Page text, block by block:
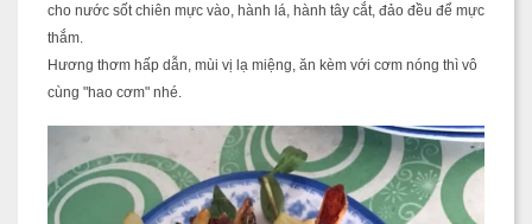
cho nước sốt chiên mực vào, hành lá, hành tây cắt, đảo đều để mực
thắm.
Hương thơm hấp dẫn, mùi vị lạ miệng, ăn kèm với cơm nóng thì vô
cùng "hao cơm" nhé.